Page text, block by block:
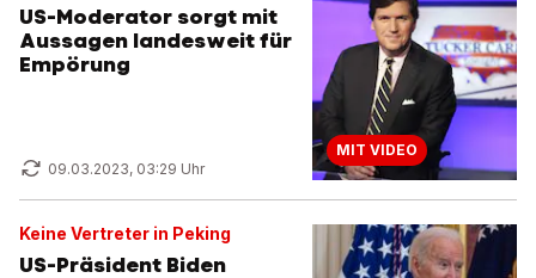
US-Moderator sorgt mit
Aussagen landesweit für
Empörung
09.03.2023, 03:29 Uhr
MIT VIDEO
Keine Vertreter in Peking
US-Präsident Biden